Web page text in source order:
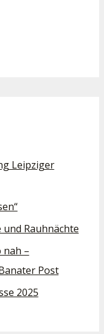
Leipziger
Rauhnächte
nah –
Post
2025